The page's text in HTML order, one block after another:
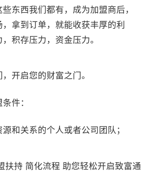
东西我们都有，成为加盟商后，
拿到订单，就能收获丰厚的利
积存压力，资金压力。
启您的财富之门。
件：
关系的个人或者公司团队；
持 简化流程 助您轻松开启致富通